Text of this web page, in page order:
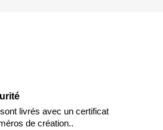
livrés avec un certificat
de création..